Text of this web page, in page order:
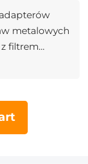
metalowych
filtrem
9 szt.